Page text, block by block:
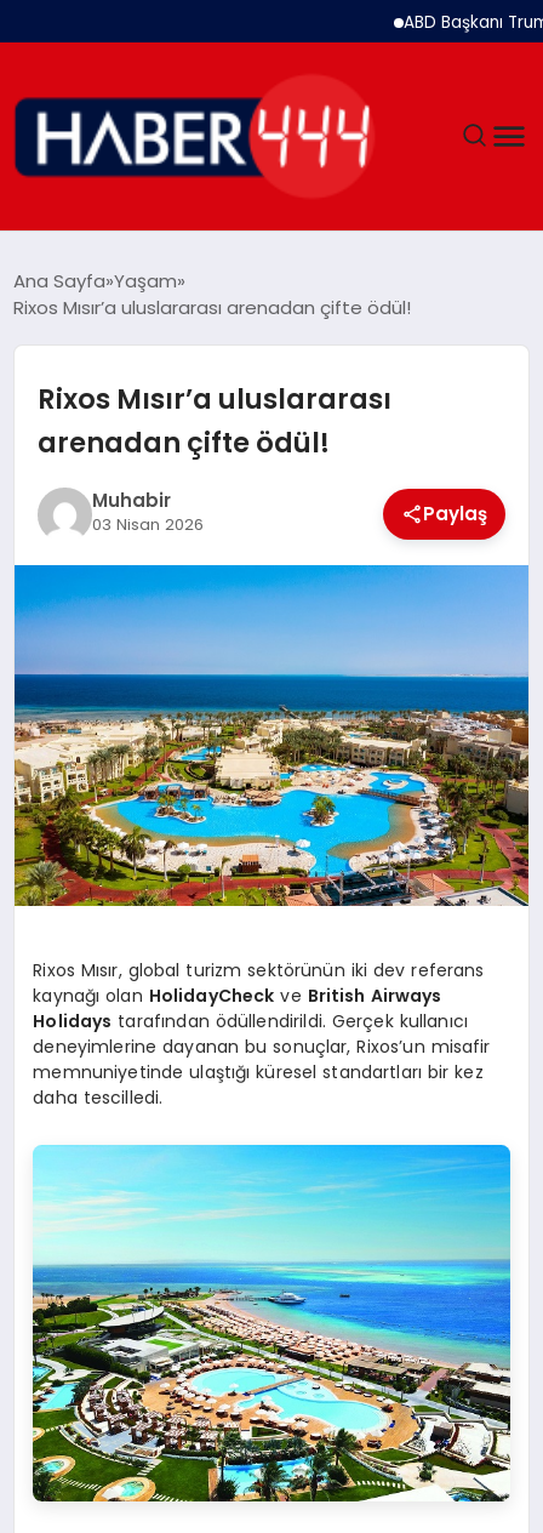
ABD Başkanı Trump:
DÜNYA
EKONOMI
SPOR
EGITIM
YAŞAM
Ana Sayfa Yaşam
Rixos Mısır’a uluslararası arenadan çifte ödül!
Rixos Mısır’a uluslararası
arenadan çifte ödül!
Muhabir
03 Nisan 2026 Paylaş
Rixos Mısır, global turizm sektörünün iki dev referans
kaynağı olan HolidayCheck ve British Airways
Holidays tarafından ödüllendirildi. Gerçek kullanıcı
deneyimlerine dayanan bu sonuçlar, Rixos’un misafir
memnuniyetinde ulaştığı küresel standartları bir kez
daha tescilledi.